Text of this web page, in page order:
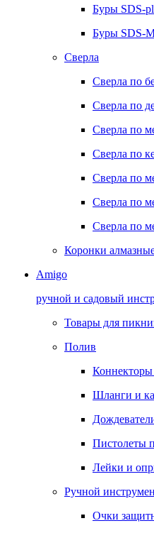
Буры SDS-
Буры SDS-
Сверла
Сверла по
Сверла по
Сверла по
Сверла по
Сверла по
Сверла по
Сверла по
Коронки
Amigo
ручной и садовый
Товары для
Полив
Шланги и
Пистолеты
Лейки и
Ручной
Очки